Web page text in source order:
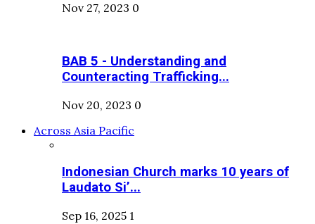
Nov 27, 2023 0
BAB 5 - Understanding and
Counteracting Trafficking...
Nov 20, 2023 0
Across Asia Pacific
Indonesian Church marks 10 years of
Laudato Si’...
Sep 16, 2025 1